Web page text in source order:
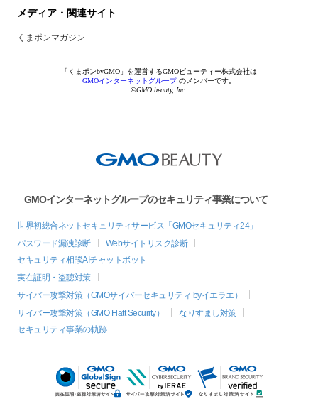
メディア・関連サイト
くまポンマガジン
「くまポンbyGMO」を運営するGMOビューティー株式会社は
GMOインターネットグループのメンバーです。
©GMO beauty, Inc.
GMOインターネットグループのセキュリティ事業について
世界初総合ネットセキュリティサービス「GMOセキュリティ24」
パスワード漏洩診断
Webサイトリスク診断
セキュリティ相談AIチャットボット
実在証明・盗聴対策
サイバー攻撃対策（GMOサイバーセキュリティ byイエラエ）
サイバー攻撃対策（GMO Flatt Security）
なりすまし対策
セキュリティ事業の軌跡